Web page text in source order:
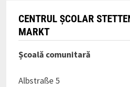
CENTRUL ȘCOLAR
MARKT
Școală comunitară
Albstraße 5